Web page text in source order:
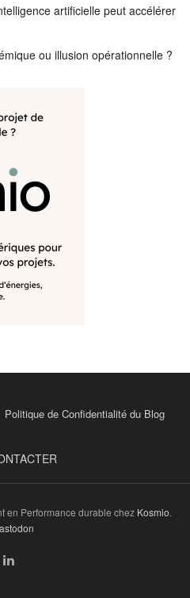
artificielle peut accélérer
ou illusion opérationnelle ?
Politique de Confidentialité du Blog
en Performance durable chez Kosmio.